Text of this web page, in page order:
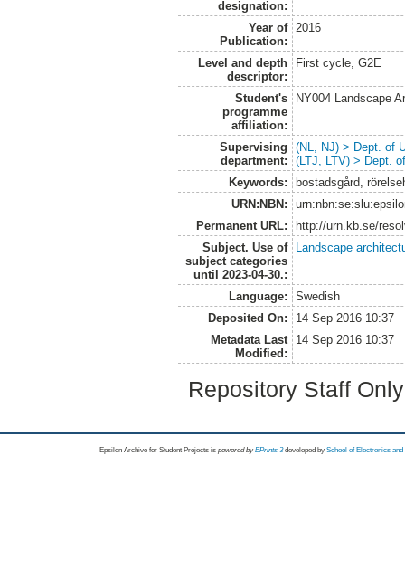
designation:
Year of
Publication:
2016
Level and depth
descriptor:
First cycle, G2E
Student's
programme
affiliation:
NY004 Landscape
Supervising
department:
(NL, NJ) > Dept. of
(LTJ, LTV) > Dept.
Keywords:
bostadsgård,
URN:NBN:
Permanent URL:
http://urn.kb.se/
Subject. Use of
subject categories
until 2023-04-30.:
Landscape
Language:
Swedish
Deposited On:
14 Sep 2016 10:37
Metadata Last
Modified:
14 Sep 2016 10:37
Repository Staff
Epsilon Archive for Student Projects is powored byEPrints 3 developed by School of Electronics